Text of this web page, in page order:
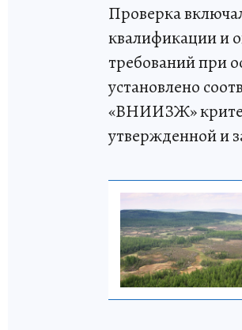
Проверка
квалификации и
требований при
установлено
«ВНИИЗЖ»
утвержденной и